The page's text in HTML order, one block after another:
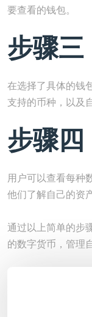
要查看的钱包。
步骤
在选择了具体的钱
支持的币种，以及
步骤
用户可以查看每种
他们了解自己的资
通过以上简单的步
的数字货币，管理